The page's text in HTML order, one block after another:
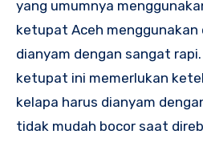
yang umumnya
ketupat Aceh menggunakan
dianyam dengan sangat
ketupat ini memerlukan
kelapa harus dianyam
tidak mudah bocor saat